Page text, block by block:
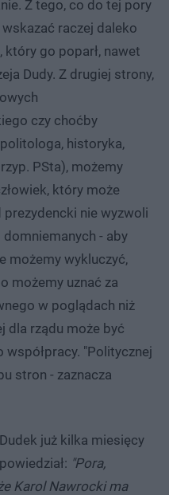
Z tego, co do tej pory
raczej daleko
go poparł, nawet
Dudy. Z drugiej strony,
czy choćby
historyka,
PSta), możemy
który może
prezydencki nie wyzwoli
- aby
możemy wykluczyć,
możemy uznać za
w poglądach niż
dla rządu może być
"Politycznej
stron - zaznacza
już kilka miesięcy
"Pora,
Karol Nawrocki ma